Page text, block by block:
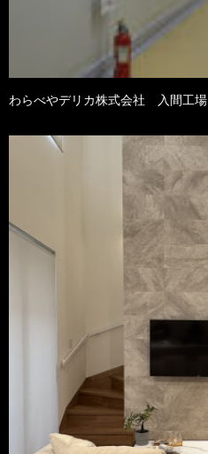
わらべやデリカ株式会社 入間工場